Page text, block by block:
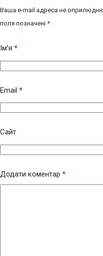
Ваша e-mail адреса не
поля позначені *
Ім’я *
Email *
Сайт
Додати коментар *